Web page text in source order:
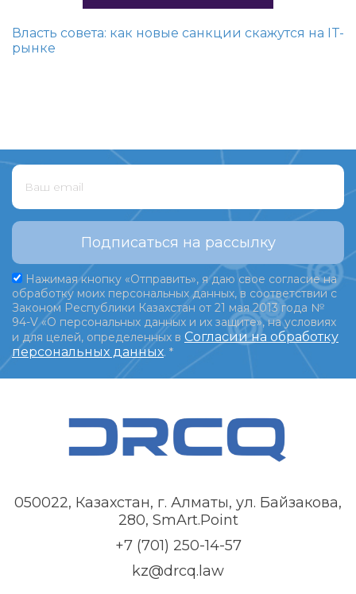
Власть совета: как новые санкции скажутся на IT-
рынке
Подписаться на рассылку
Нажимая кнопку «Отправить», я даю свое согласие на
обработку моих персональных данных, в соответствии с
Законом Республики Казахстан от 21 мая 2013 года №
94-V «О персональных данных и их защите», на условиях
и для целей, определенных в Согласии на обработку
персональных данных. *
050022, Казахстан, г. Алматы, ул. Байзакова,
280, SmArt.Point
+7 (701) 250-14-57
kz@drcq.law